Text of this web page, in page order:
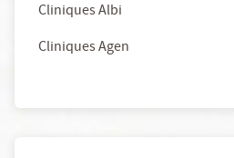
Cliniques Albi
Cliniques Agen